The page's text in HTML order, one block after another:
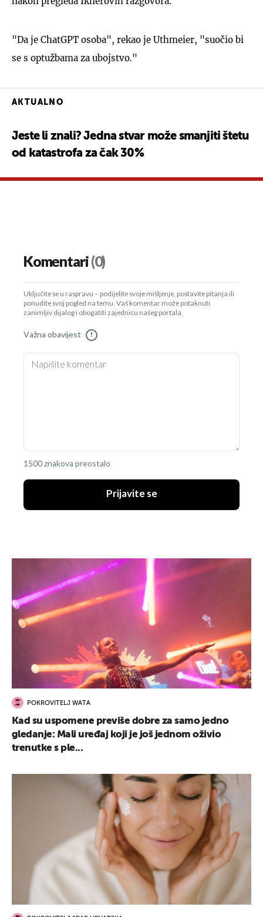
"Da je ChatGPT osoba", rekao je Uthmeier, "suočio bi
se s optužbama za ubojstvo."
AKTUALNO
Jeste li znali? Jedna stvar može smanjiti štetu
od katastrofa za čak 30%
Komentari(0)
Uključite se u raspravu – podijelite svoje mišljenje, postavite pitanja ili
ponudite svoj pogled na temu. Vaš komentar može potaknuti
zanimljiv dijalog i obogatiti zajednicu našeg portala.
Važna obavijest !
1500 znakova preostalo
Prijavite se
POKROVITELJ WATA
Kad su uspomene previše dobre za samo jedno
gledanje: Mali uređaj koji je još jednom oživio
trenutke s ple...